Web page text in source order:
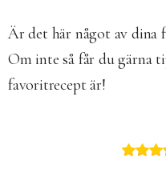
Är det här något av dina
Om inte så får du gärna
favoritrecept är!